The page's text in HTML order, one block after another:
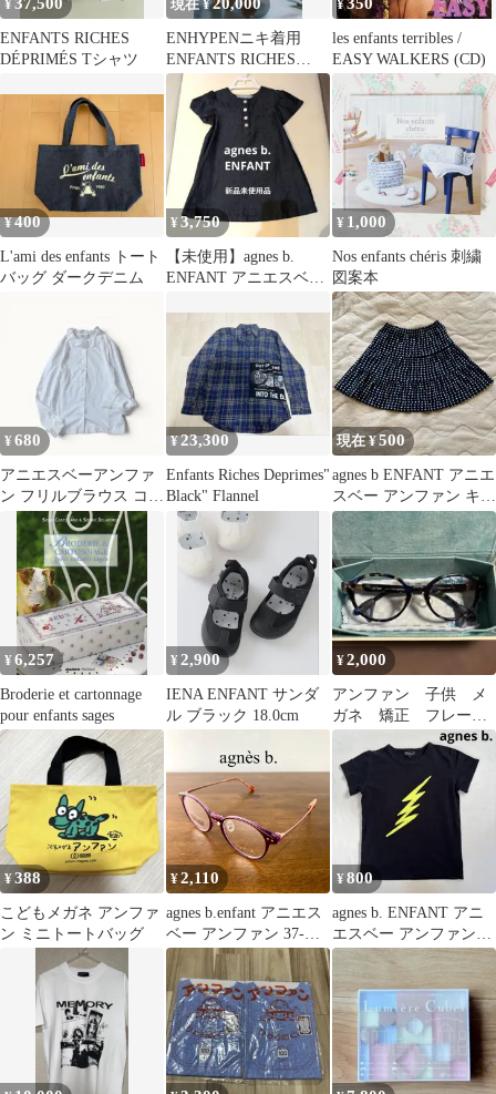
¥
ENFANTS RICHES
DÉPRIMÉS Tシャツ
現在 ¥
ENHYPENニキ着用
ENFANTS RICHES
DÉPRIMÉS パーカー
¥
les enfants terribles /
EASY WALKERS (CD)
¥400
L'ami des enfants トート
バッグ ダークデニム
¥3,750
【未使用】agnes b.
ENFANT アニエスベー
¥ 1,000
Nos enfants chéris 刺繍
図案本
¥680
アニエスベーアンファ
ン フリルブラウス コッ
トン シャツ トップス
カジュアル
¥23,300
Enfants Riches Deprimes"
Black" Flannel
現在 ¥500
agnes b ENFANT アニエ
スベー アンファン キッ
ズ スカート ドット
¥6,257
Broderie et cartonnage
pour enfants sages
¥2,900
IENA ENFANT サンダ
ル ブラック 18.0cm
¥2,000
アンファン 子供 メ
ガネ 矯正 フレー
ム 約5万円で購入
¥388
こどもメガネ アンファ
ン ミニトートバッグ
¥2,110
agnes b.enfant アニエス
ベー アンファン 37-
0009 メガネフレーム キ
ッズ 子供用
¥800
agnes b. ENFANT アニ
エスベー アンファン
稲妻 Tシャツ L